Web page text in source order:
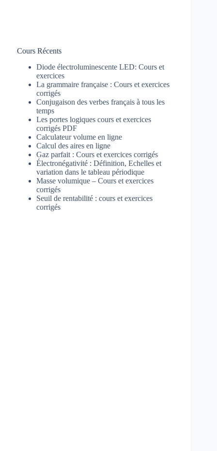
Cours Récents
Diode électroluminescente LED: Cours et
exercices
La grammaire française : Cours et exercices
corrigés
Conjugaison des verbes français à tous les
temps
Les portes logiques cours et exercices
corrigés PDF
Calculateur volume en ligne
Calcul des aires en ligne
Gaz parfait : Cours et exercices corrigés
Électronégativité : Définition, Echelles et
variation dans le tableau périodique
Masse volumique – Cours et exercices
corrigés
Seuil de rentabilité : cours et exercices
corrigés